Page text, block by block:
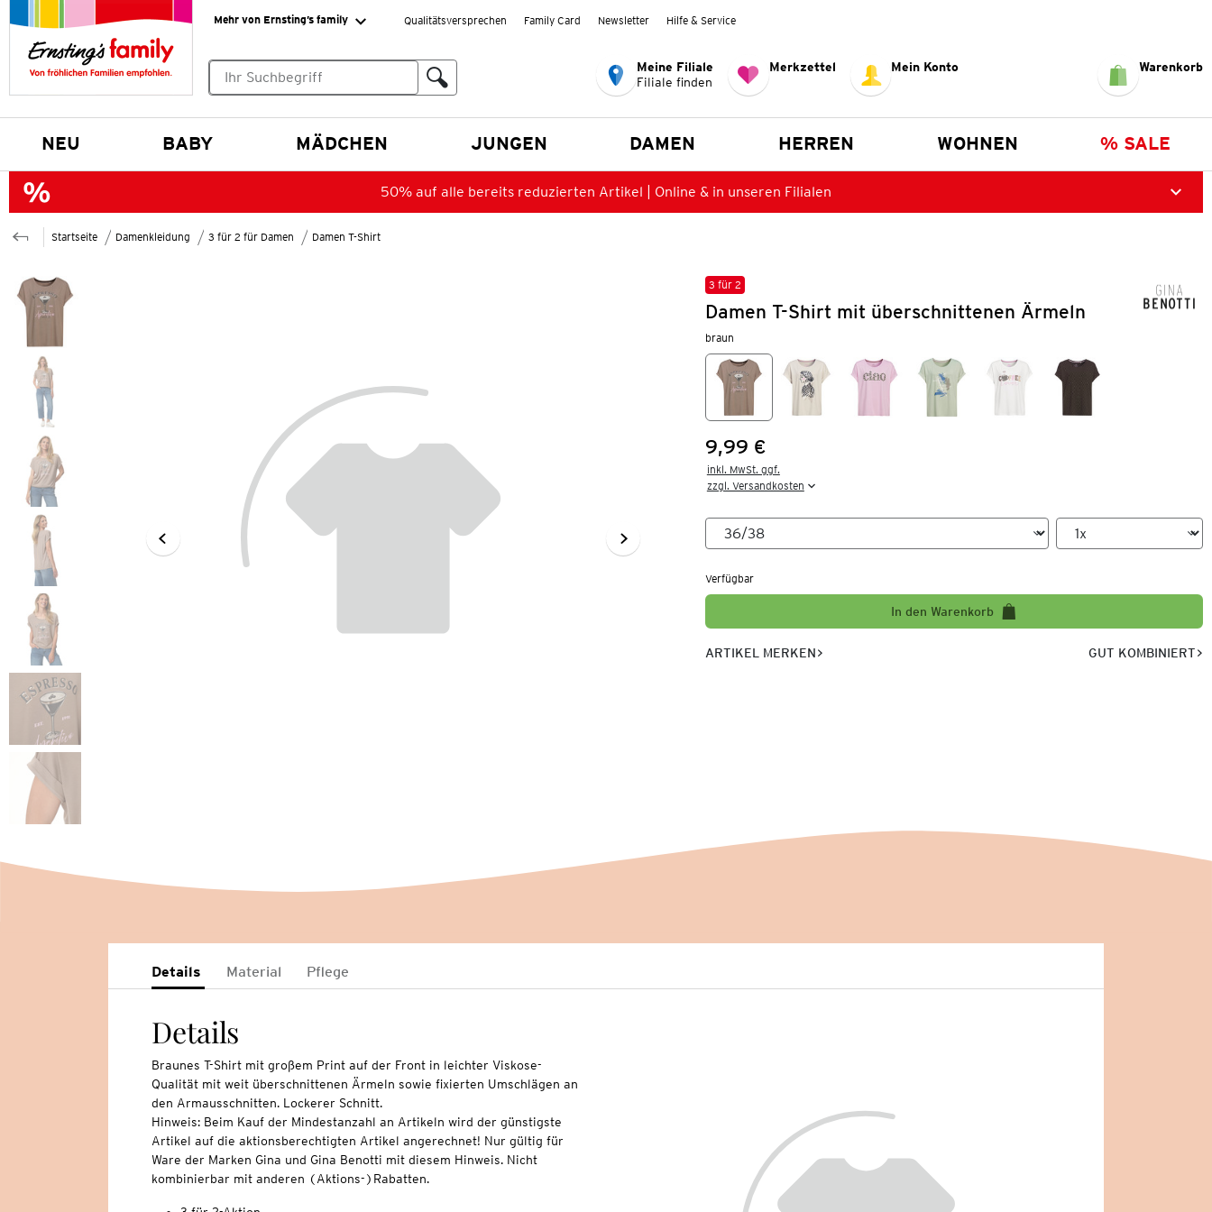
Mehr von Ernsting’s family Qualitätsversprechen Family Card Newsletter Hilfe & Service
Meine Filiale
Filiale finden
Merkzettel Mein Konto Warenkorb
NEU BABY MÄDCHEN JUNGEN DAMEN HERREN WOHNEN % SALE
50% auf alle bereits reduzierten Artikel | Online & in unseren Filialen
Startseite Damenkleidung 3 für 2 für Damen Damen T-Shirt
3 für 2
Damen T-Shirt mit überschnittenen Ärmeln
braun
Preis:
9,99 €
inkl. MwSt. ggf.
zzgl. Versandkosten
Verfügbar
In den Warenkorb
ARTIKEL MERKEN GUT KOMBINIERT
Details Material Pflege
Details
Braunes T-Shirt mit großem Print auf der Front in leichter Viskose-
Qualität mit weit überschnittenen Ärmeln sowie fixierten Umschlägen an
den Armausschnitten. Lockerer Schnitt.
Hinweis: Beim Kauf der Mindestanzahl an Artikeln wird der günstigste
Artikel auf die aktionsberechtigten Artikel angerechnet! Nur gültig für
Ware der Marken Gina und Gina Benotti mit diesem Hinweis. Nicht
kombinierbar mit anderen (Aktions-)Rabatten.